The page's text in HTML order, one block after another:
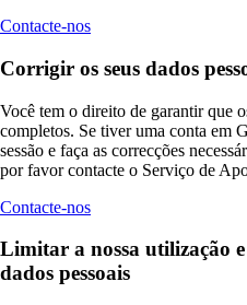
Contacte-nos
Corrigir os seus dados
Você tem o direito de garantir que
completos. Se tiver uma conta em
sessão e faça as correcções
por favor contacte o Serviço de
Contacte-nos
Limitar a nossa utilização e
dados pessoais